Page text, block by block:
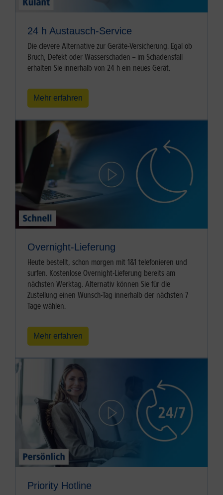
24 h Austausch-Service
Die clevere Alternative zur Geräte-Versicherung. Egal ob
Bruch, Defekt oder Wasserschaden – im Schadensfall
erhalten Sie innerhalb von 24 h ein neues Gerät.
Mehr erfahren
Overnight-Lieferung
Heute bestellt, schon morgen mit 1&1 telefonieren und
surfen. Kostenlose Overnight-Lieferung bereits am
nächsten Werktag. Alternativ können Sie für die
Zustellung einen Wunsch-Tag innerhalb der nächsten 7
Tage wählen.
Mehr erfahren
Priority Hotline